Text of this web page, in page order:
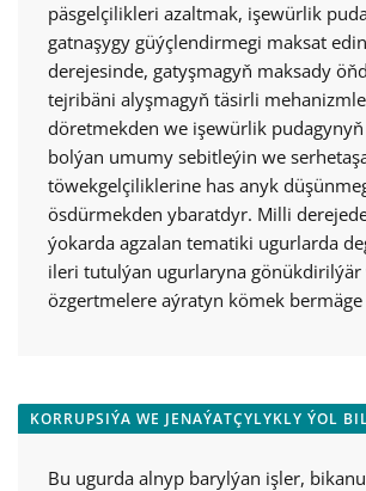
päsgelçilikleri azaltmak, işewürlik
gatnaşygy güýçlendirmegi maksat
derejesinde, gatyşmagyň maksady
tejribäni alyşmagyň täsirli
döretmekden we işewürlik
bolýan umumy sebitleýin we
töwekgelçiliklerine has anyk
ösdürmekden ybaratdyr. Milli
ýokarda agzalan tematiki ugurlarda
ileri tutulýan ugurlaryna gönükdirilýär
özgertmelere aýratyn kömek
Bu ugurda alnyp barylýan işler,